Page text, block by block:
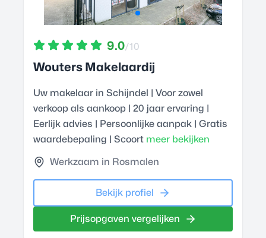
9.0/10
Wouters Makelaardij
Uw makelaar in Schijndel | Voor zowel
verkoop als aankoop | 20 jaar ervaring |
Eerlijk advies | Persoonlijke aanpak | Gratis
waardebepaling | Scoort meer bekijken
Werkzaam in Rosmalen
Bekijk profiel
Prijsopgaven vergelijken